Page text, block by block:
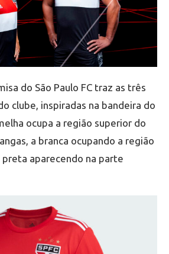
do São Paulo FC traz as três
clube, inspiradas na bandeira do
ocupa a região superior do
a branca ocupando a região
aparecendo na parte